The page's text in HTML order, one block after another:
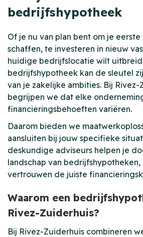
bedrijfshypotheek
Of je nu van plan bent om je
schaffen, te investeren in nieuw
huidige bedrijfslocatie wilt
bedrijfshypotheek kan de sleutel
van je zakelijke ambities. Bij Rivez-
begrijpen we dat elke
financieringsbehoeften variëren.
Daarom bieden we
aansluiten bij jouw specifieke
deskundige adviseurs helpen je
landschap van
vertrouwen de juiste
Waarom een
Rivez-Zuiderhuis?
Bij Rivez-Zuiderhuis combineren